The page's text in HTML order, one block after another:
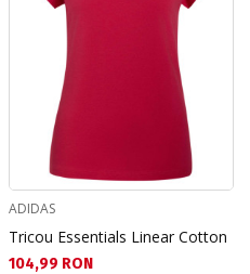
ADIDAS
Tricou Essentials Linear Cotton
Текуща цена:
104,99 RON